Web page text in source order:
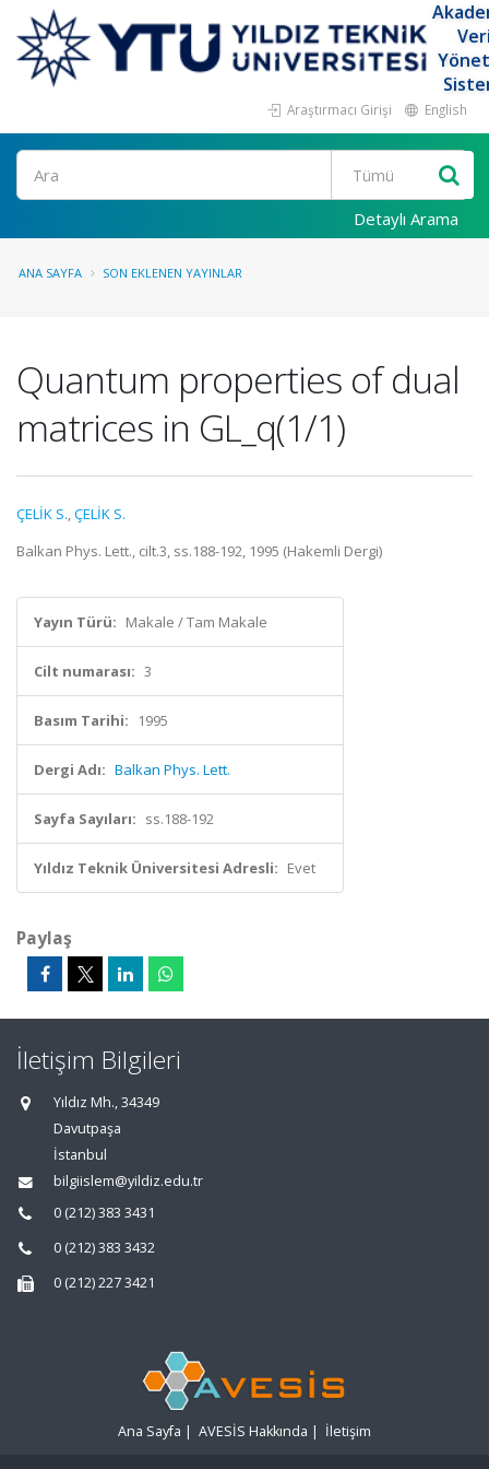
Araştırmacı Girişi English
Ara
Detaylı Arama
ANA SAYFA SON EKLENEN YAYINLAR
Quantum properties of dual
matrices in GL_q(1/1)
ÇELİK S.,ÇELİK S.
Balkan Phys. Lett., cilt.3, ss.188-192, 1995 (Hakemli Dergi)
Yayın Türü: Makale / Tam Makale
Cilt numarası: 3
Basım Tarihi: 1995
Dergi Adı: Balkan Phys. Lett.
Sayfa Sayıları: ss.188-192
Yıldız Teknik Üniversitesi Adresli: Evet
Paylaş
İletişim Bilgileri
Yıldız Mh., 34349
Davutpaşa
İstanbul
bilgiislem@yildiz.edu.tr
0 (212) 383 3431
0 (212) 383 3432
0 (212) 227 3421
Ana Sayfa | AVESİS Hakkında | İletişim